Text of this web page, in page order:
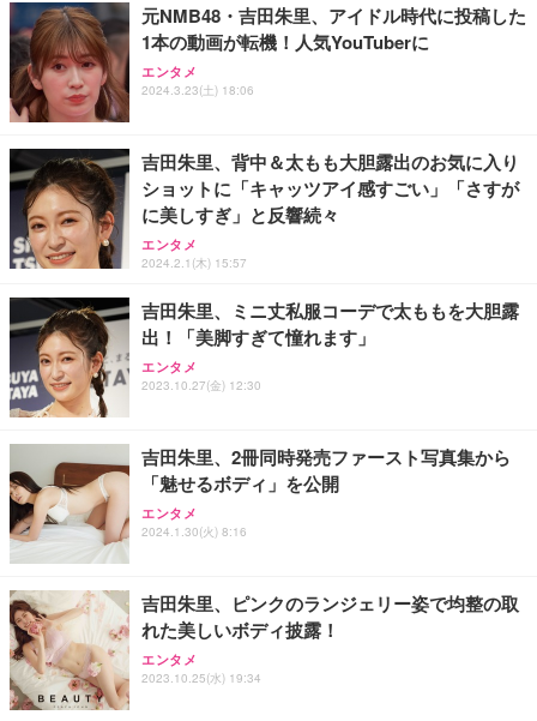
Sezlife オフィスチェア デスクチェア 疲れない テレ
ワーク チェア 強化バックレスト 30度ロッキング機
能 人間工学 椅子 腰サポート 90度跳ね上げ式アーム
ョン PCチェア 通気性メッシュ ゲーミング/勉強/事
務用 おしゃれ パソコンチェア (ブラック)
Sezlife オフィスチェア デスクチェア 疲れない テレ
ワーク チェア 強化バックレスト 30度ロッキング機
能 人間工学 椅子 腰サポート 90度跳ね上げ式アーム
レスト 3Dヘッドレスト ハンガー付き 高反発クッシ
務用 おしゃれ パソコンチェア (ホワイト)
ANDWINT オフィスチェア デスクチェア 肘なし メ
ッシュ 通気性 ランバーサポート付き 腰サポート ガ
ス圧無段階昇降 360度回転 キャスター付き コンパク
【純正品】27"ゲーミングモニター DualSense 充電
フック付き（CFI-ZDM1J）
【整備済み品】Dell E2724HS 27インチ 液晶モニタ
ー フルHD（1920×1080）VA 非光沢 HDMI/DisplayP
ort/VGA スピーカー内蔵 高さ調整 スイベル VESA対
応 ComfortView ビジネス向け
【MiniLED/24.5inch/280Hz/FHD】GRAPHT THE S
HOOTER Gaming Monitor 24” Essential ゲーミン
グモニター QD 24.5インチ 1ms FHD 量子ドット 残
ネオ・ルーライフ ネオ・オムツ L 中型犬用 26枚入
り 単品
Smart Basic(スマートベーシック) 【Amazon.co.jp
限定】 Smart Basic アイリスオーヤマ ペットシーツ
超厚型 お徳用 ワイド 100枚入 (x 1) (ケース販売)
アイリスオーヤマ ペットシーツ 超厚型 お徳用 レギ
ュラー 200枚入【Amazon.co.jp限定】
元NMB48・吉田朱里、アイドル時代に投稿した
1本の動画が転機！人気YouTuberに
エンタメ
2024.3.23(土) 18:06
吉田朱里、背中＆太もも大胆露出のお気に入り
ショットに「キャッツアイ感すごい」「さすが
に美しすぎ」と反響続々
エンタメ
2024.2.1(木) 15:57
吉田朱里、ミニ丈私服コーデで太ももを大胆露
出！「美脚すぎて憧れます」
エンタメ
2023.10.27(金) 12:30
吉田朱里、2冊同時発売ファースト写真集から
「魅せるボディ」を公開
エンタメ
2024.1.30(火) 8:16
吉田朱里、ピンクのランジェリー姿で均整の取
れた美しいボディ披露！
エンタメ
2023.10.25(水) 19:34